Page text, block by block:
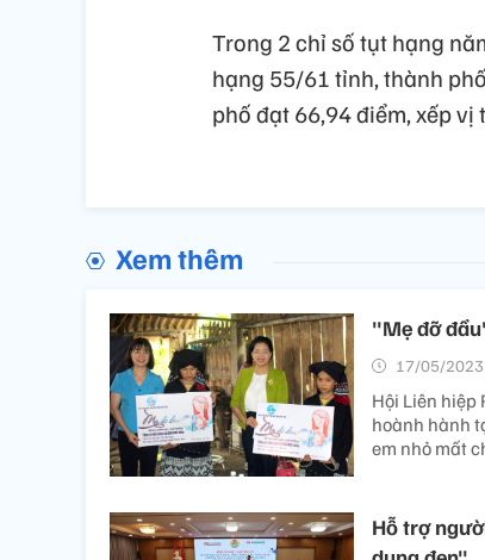
Trong 2 chỉ số tụt hạng
hạng 55/61 tỉnh, thành
phố đạt 66,94 điểm, xếp
Xem thêm
"Mẹ đỡ
17/05/2023
Hội Liên hiệp
hoành hành
em nhỏ mất
Hỗ trợ